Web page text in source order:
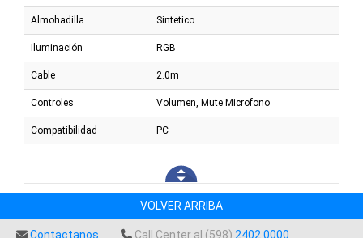
Almohadilla Sintetico
Iluminación RGB
Cable 2.0m
Controles Volumen, Mute Microfono
Compatibilidad PC
VOLVER ARRIBA
Contactanos Call Center al (598) 2402 0000